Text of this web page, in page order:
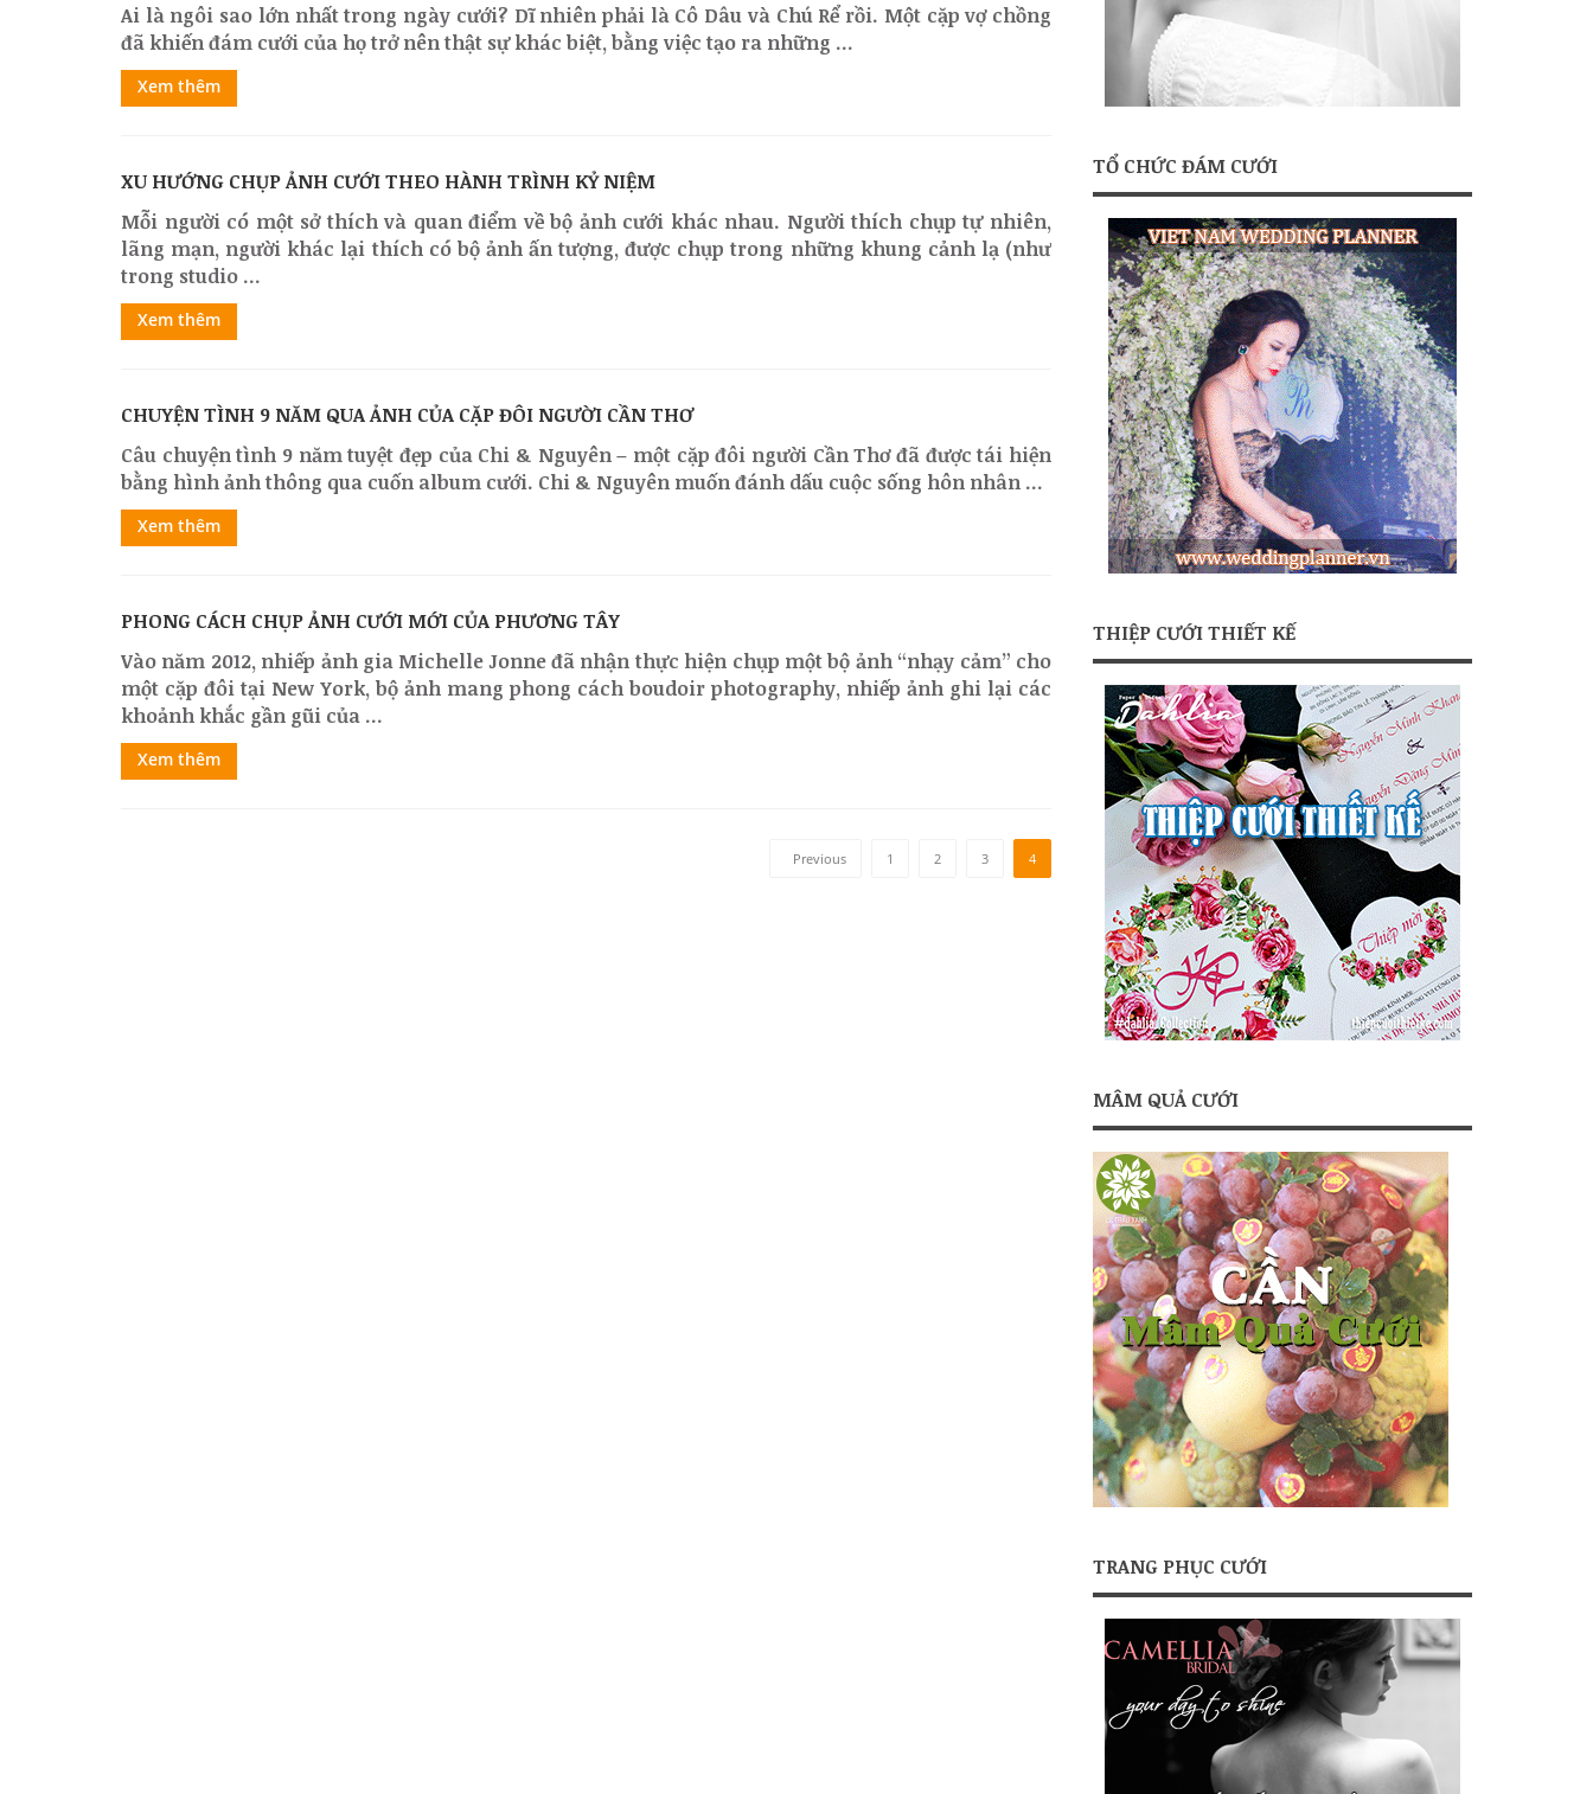
Ai là ngôi sao lớn nhất trong ngày cưới? Dĩ nhiên phải là Cô Dâu và Chú Rể rồi. Một cặp vợ chồng
đã khiến đám cưới của họ trở nên thật sự khác biệt, bằng việc tạo ra những ...
Xem thêm
XU HƯỚNG CHỤP ẢNH CƯỚI THEO HÀNH TRÌNH KỶ NIỆM
Mỗi người có một sở thích và quan điểm về bộ ảnh cưới khác nhau. Người thích chụp tự nhiên,
lãng mạn, người khác lại thích có bộ ảnh ấn tượng, được chụp trong những khung cảnh lạ (như
trong studio ...
Xem thêm
CHUYỆN TÌNH 9 NĂM QUA ẢNH CỦA CẶP ĐÔI NGƯỜI CẦN THƠ
Câu chuyện tình 9 năm tuyệt đẹp của Chi & Nguyên – một cặp đôi người Cần Thơ đã được tái hiện
bằng hình ảnh thông qua cuốn album cưới. Chi & Nguyên muốn đánh dấu cuộc sống hôn nhân ...
Xem thêm
PHONG CÁCH CHỤP ẢNH CƯỚI MỚI CỦA PHƯƠNG TÂY
Vào năm 2012, nhiếp ảnh gia Michelle Jonne đã nhận thực hiện chụp một bộ ảnh “nhạy cảm” cho
một cặp đôi tại New York, bộ ảnh mang phong cách boudoir photography, nhiếp ảnh ghi lại các
khoảnh khắc gần gũi của ...
Xem thêm
Previous 1 2 3 4
TỔ CHỨC ĐÁM CƯỚI
THIỆP CƯỚI THIẾT KẾ
MÂM QUẢ CƯỚI
TRANG PHỤC CƯỚI